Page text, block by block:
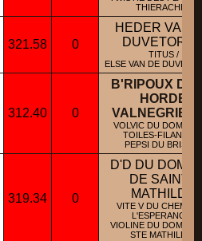
THIERACHE /
321.58 0
HEDER VAN
TITUS /
ELSE VAN DE
312.40 0
B'RIPOUX DE
HORDE
VOLVIC DU
TOILES-FILANTES
PEPSI DU BRISKA /
319.34 0
D'D DU
DE SAINTE
MATHILDE
VITE V DU CHEMIN
L'ESPERANCE /
VIOLINE DU
STE MATHILDE /